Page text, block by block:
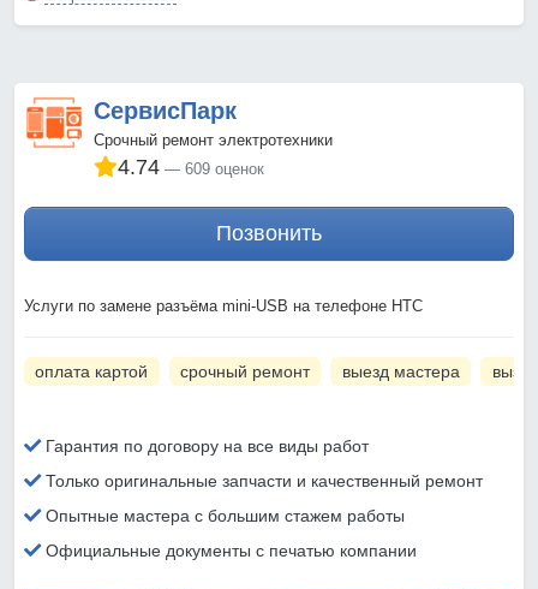
СервисПарк
Срочный ремонт электротехники
4.74 609 оценок
Позвонить
Услуги по замене разъёма mini-USB на телефоне HTC
оплата картой срочный ремонт выезд мастера
Гарантия по договору на все виды работ
Только оригинальные запчасти и качественный ремонт
Опытные мастера с большим стажем работы
Официальные документы с печатью компании